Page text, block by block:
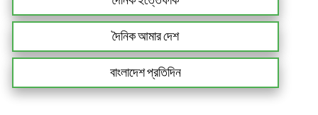
দৈনিক আমার দেশ
বাংলাদেশ প্রতিদিন